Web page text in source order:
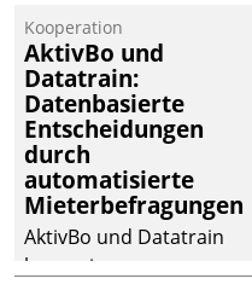
operativen
Instandhaltung in die
SAP-Systemlandschaft
deutscher
Wohnungsunternehmen
– und beschleunigt damit
den Weg vom
Mieteranliegen zum
Dienstleisterauftrag.
Kooperation
AktivBo und
Datatrain:
Datenbasierte
Entscheidungen
durch
automatisierte
Mieterbefragungen
AktivBo und Datatrain
kooperieren –